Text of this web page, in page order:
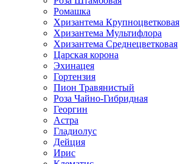
Ромашка
Хризантема Крупноцветковая
Хризантема Мультифлора
Хризантема Среднецветковая
Царская корона
Эхинацея
Гортензия
Пион Травянистый
Роза Чайно-Гибридная
Георгин
Астра
Гладиолус
Дейция
Ирис